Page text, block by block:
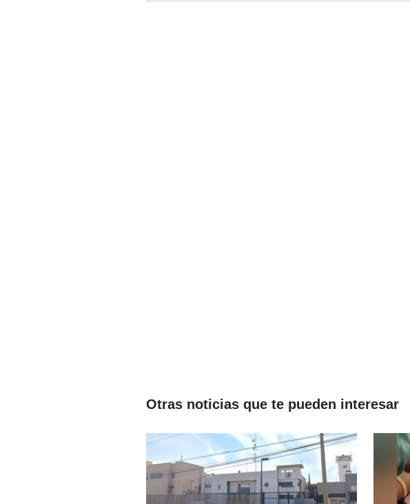
Otras noticias que te pueden interesar